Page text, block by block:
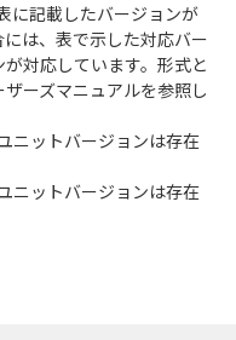
に記載したバージョンが
は、表で示した対応バー
対応しています。形式と
ーズマニュアルを参照し
ニットバージョンは存在
ニットバージョンは存在